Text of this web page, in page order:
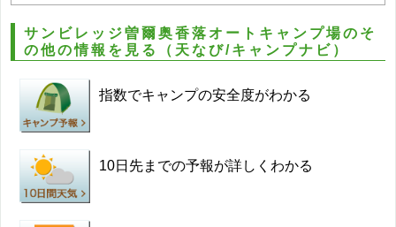
サンビレッジ曽爾奥香落オートキャンプ場のそ
の他の情報を見る（天なび/キャンプナビ）
指数でキャンプの安全度がわかる
10日先までの予報が詳しくわかる